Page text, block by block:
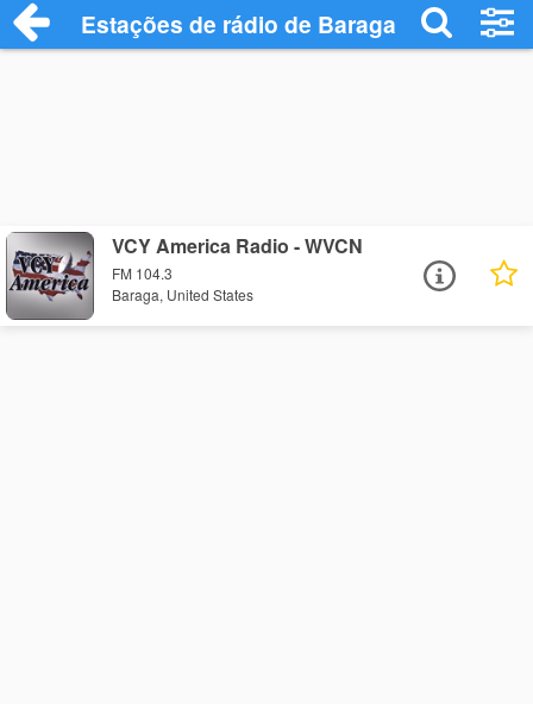
Estações de rádio de Baraga - Ouça
VCY America Radio - WVCN
FM 104.3
Baraga, United States